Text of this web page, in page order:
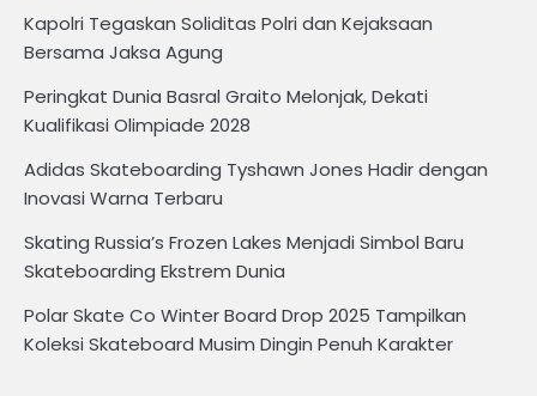
Kapolri Tegaskan Soliditas Polri dan Kejaksaan
Bersama Jaksa Agung
Peringkat Dunia Basral Graito Melonjak, Dekati
Kualifikasi Olimpiade 2028
Adidas Skateboarding Tyshawn Jones Hadir dengan
Inovasi Warna Terbaru
Skating Russia’s Frozen Lakes Menjadi Simbol Baru
Skateboarding Ekstrem Dunia
Polar Skate Co Winter Board Drop 2025 Tampilkan
Koleksi Skateboard Musim Dingin Penuh Karakter